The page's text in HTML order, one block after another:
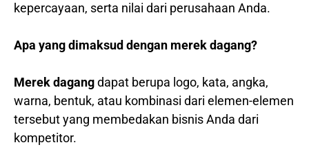
kepercayaan, serta nilai dari perusahaan Anda.
Apa yang dimaksud dengan merek dagang?
Merek dagangdapat berupa logo, kata, angka,
warna, bentuk, atau kombinasi dari elemen-elemen
tersebut yang membedakan bisnis Anda dari
kompetitor.